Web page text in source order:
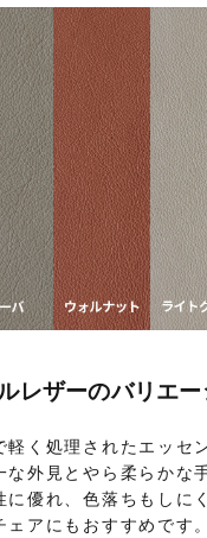
レザーのバリエー
軽く処理されたエッセ
な外見とやら柔らかな
に優れ、色落ちもしに
ェアにもおすすめです